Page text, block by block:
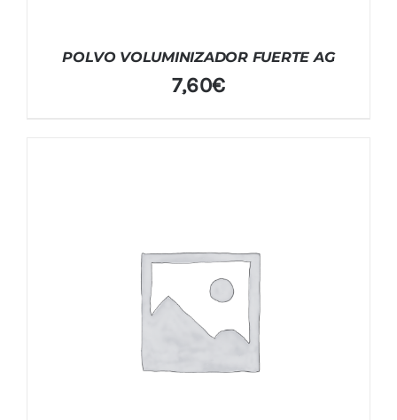
POLVO VOLUMINIZADOR FUERTE AG
7,60€